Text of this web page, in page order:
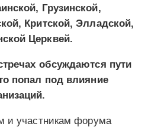
Грузинской,
Критской, Элладской,
Церквей.
обсуждаются пути
попал под влияние
и участникам форума